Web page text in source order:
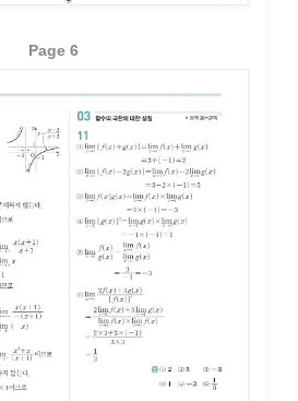
Page 6